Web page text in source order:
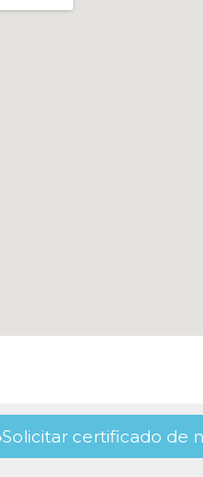
Solicitar certificado de